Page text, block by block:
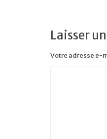
Laisser
Votre adresse e-